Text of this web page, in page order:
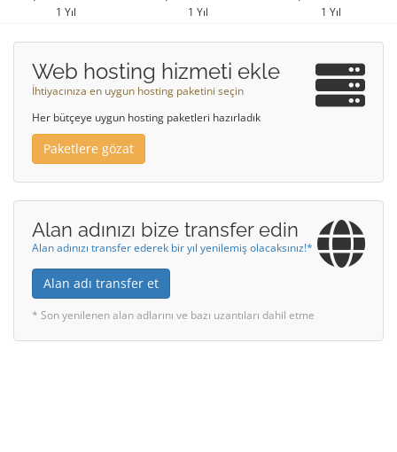
1 Yıl 1 Yıl 1 Yıl
Web hosting hizmeti ekle
İhtiyacınıza en uygun hosting paketini seçin
Her bütçeye uygun hosting paketleri hazırladık
Paketlere gözat
Alan adınızı bize transfer edin
Alan adınızı transfer ederek bir yıl yenilemiş olacaksınız!*
Alan adı transfer et
* Son yenilenen alan adlarını ve bazı uzantıları dahil etme